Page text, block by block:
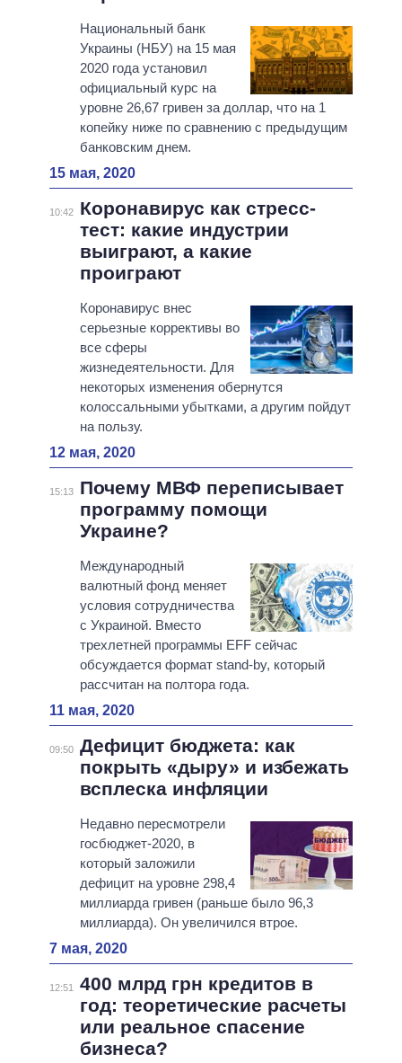
Национальный банк
Украины (НБУ) на 15 мая
2020 года установил
официальный курс на
уровне 26,67 гривен за доллар, что на 1
копейку ниже по сравнению с предыдущим
банковским днем.
15 мая, 2020
10:42
Коронавирус как стресс-
тест: какие индустрии
выиграют, а какие
проиграют
Коронавирус внес
серьезные коррективы во
все сферы
жизнедеятельности. Для
некоторых изменения обернутся
колоссальными убытками, а другим пойдут
на пользу.
12 мая, 2020
15:13
Почему МВФ переписывает
программу помощи
Украине?
Международный
валютный фонд меняет
условия сотрудничества
с Украиной. Вместо
трехлетней программы EFF сейчас
обсуждается формат stand-by, который
рассчитан на полтора года.
11 мая, 2020
09:50 Дефицит бюджета: как
покрыть «дыру» и избежать
всплеска инфляции
Недавно пересмотрели
госбюджет-2020, в
который заложили
дефицит на уровне 298,4
миллиарда гривен (раньше было 96,3
миллиарда). Он увеличился втрое.
7 мая, 2020
12:51
400 млрд грн кредитов в
год: теоретические расчеты
или реальное спасение
бизнеса?